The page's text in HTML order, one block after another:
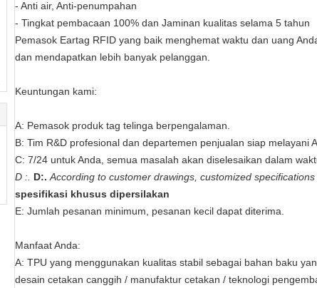
- Anti air, Anti-penumpahan
- Tingkat pembacaan 100% dan Jaminan kualitas selama 5 tahun
Pemasok Eartag RFID yang baik menghemat waktu dan uang
dan mendapatkan lebih banyak pelanggan.
Keuntungan kami:
A: Pemasok produk tag telinga berpengalaman.
B: Tim R&D profesional dan departemen penjualan siap melayani
C: 7/24 untuk Anda, semua masalah akan diselesaikan dalam
D :. D:. According to customer drawings, customized
spesifikasi khusus dipersilakan
E: Jumlah pesanan minimum, pesanan kecil dapat diterima.
Manfaat Anda:
A: TPU yang menggunakan kualitas stabil sebagai bahan baku
desain cetakan canggih / manufaktur cetakan / teknologi